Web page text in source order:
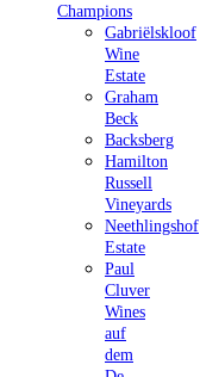
Champions
Gabriëlskloof
Wine
Estate
Graham
Beck
Backsberg
Hamilton
Russell
Vineyards
Neethlingshof
Estate
Paul
Cluver
Wines
auf
dem